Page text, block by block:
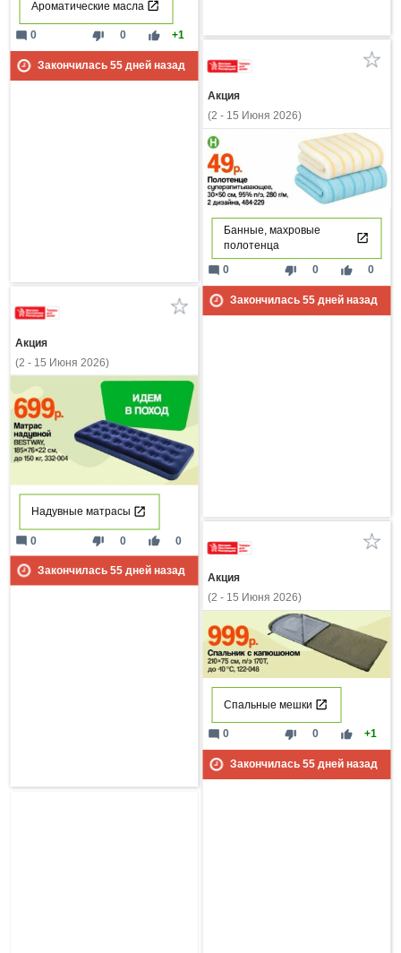
Ароматические масла
thumb_down 0 thumb_up +1
mode_comment 0
Закончилась 55дней назад
Акция
(2 - 15 Июня 2026)
Банные, махровые
полотенца
thumb_down 0 thumb_up 0
mode_comment 0
Закончилась 55дней назад
Акция
(2 - 15 Июня 2026)
Надувные матрасы
thumb_down 0 thumb_up 0
mode_comment 0
Закончилась 55дней назад
Акция
(2 - 15 Июня 2026)
Спальные мешки
thumb_down 0 thumb_up +1
mode_comment 0
Закончилась 55дней назад